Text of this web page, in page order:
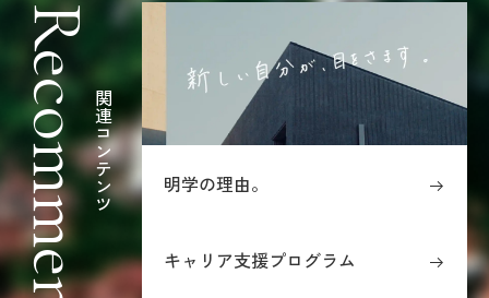
Recommended関連コンテンツ 明学の理由。
キャリア支援プログラム